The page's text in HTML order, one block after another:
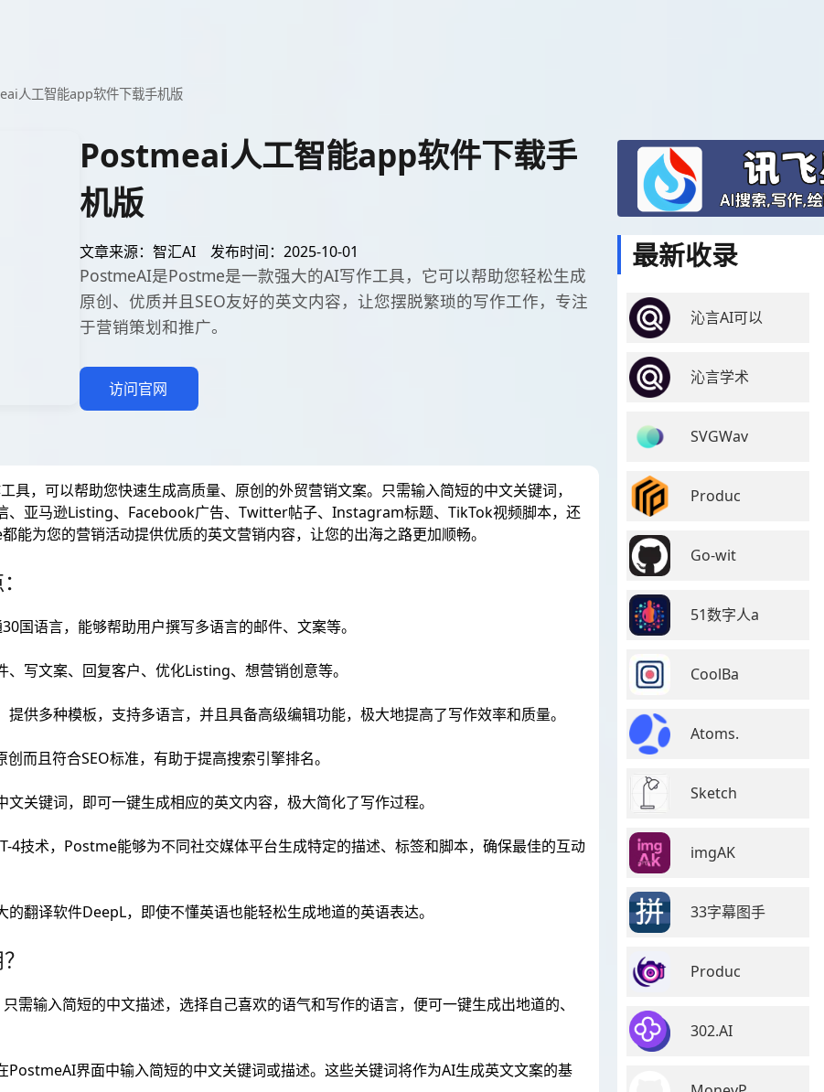
人工智能app软件下载手机版
Postmeai人工智能app软件下载手
机版
文章来源：智汇AI 发布时间：2025-10-01
PostmeAI是Postme是一款强大的AI写作工具，它可以帮助您轻松生成
原创、优质并且SEO友好的英文内容，让您摆脱繁琐的写作工作，专注
于营销策划和推广。
访问官网
具，可以帮助您快速生成高质量、原创的外贸营销文案。只需输入简短的中文关键词，
、亚马逊Listing、Facebook广告、Twitter帖子、Instagram标题、TikTok视频脚本，还
能为您的营销活动提供优质的英文营销内容，让您的出海之路更加顺畅。
国语言，能够帮助用户撰写多语言的邮件、文案等。
写文案、回复客户、优化Listing、想营销创意等。
供多种模板，支持多语言，并且具备高级编辑功能，极大地提高了写作效率和质量。
而且符合SEO标准，有助于提高搜索引擎排名。
关键词，即可一键生成相应的英文内容，极大简化了写作过程。
4技术，Postme能够为不同社交媒体平台生成特定的描述、标签和脚本，确保最佳的互动
翻译软件DeepL，即使不懂英语也能轻松生成地道的英语表达。
需输入简短的中文描述，选择自己喜欢的语气和写作的语言，便可一键生成出地道的、
PostmeAI界面中输入简短的中文关键词或描述。这些关键词将作为AI生成英文文案的基
最新收录
沁言AI可以
沁言学术
SVGWav
Produc
Go-wit
51数字人a
CoolBa
Atoms.
Sketch
imgAK
33字幕图手
Produc
302.AI